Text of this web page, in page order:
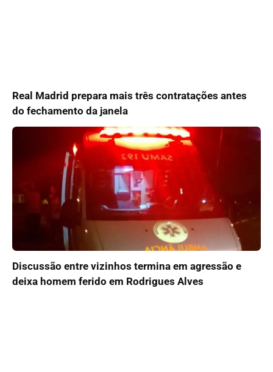
Real Madrid prepara mais três contratações antes
do fechamento da janela
Discussão entre vizinhos termina em agressão e
deixa homem ferido em Rodrigues Alves